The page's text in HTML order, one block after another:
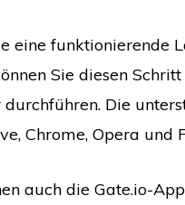
eine funktionierende
Sie diesen
durchführen. Die
Chrome, Opera und
auch die Gate.io-